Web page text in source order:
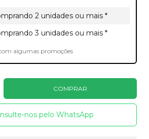
2 unidades ou mais *
3 unidades ou mais *
algumas promoções
nos pelo WhatsApp